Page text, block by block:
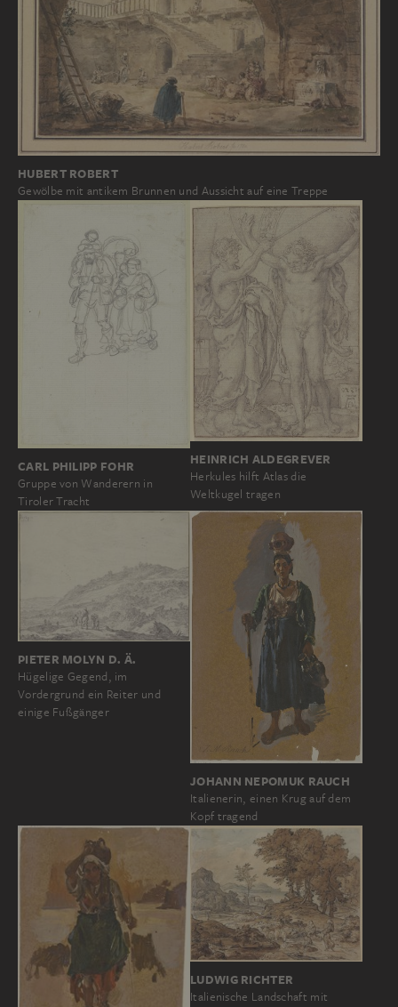
HUBERT ROBERT
Gewölbe mit antikem Brunnen und Aussicht auf eine Treppe
CARL PHILIPP FOHR
Gruppe von Wanderern in
Tiroler Tracht
HEINRICH ALDEGREVER
Herkules hilft Atlas die
Weltkugel tragen
PIETER MOLYN D. Ä.
Hügelige Gegend, im
Vordergrund ein Reiter und
einige Fußgänger
JOHANN NEPOMUK RAUCH
Italienerin, einen Krug auf dem
Kopf tragend
LUDWIG RICHTER
Italienische Landschaft mit